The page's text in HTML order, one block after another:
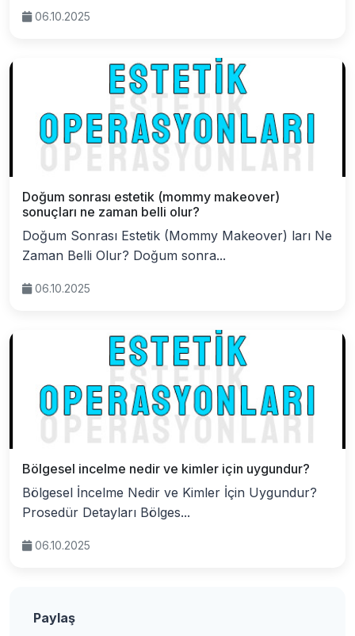
06.10.2025
Doğum sonrası estetik (mommy makeover)
sonuçları ne zaman belli olur?
Doğum Sonrası Estetik (Mommy Makeover) ları Ne
Zaman Belli Olur? Doğum sonra...
06.10.2025
Bölgesel incelme nedir ve kimler için uygundur?
Bölgesel İncelme Nedir ve Kimler İçin Uygundur?
Prosedür Detayları Bölges...
06.10.2025
Paylaş